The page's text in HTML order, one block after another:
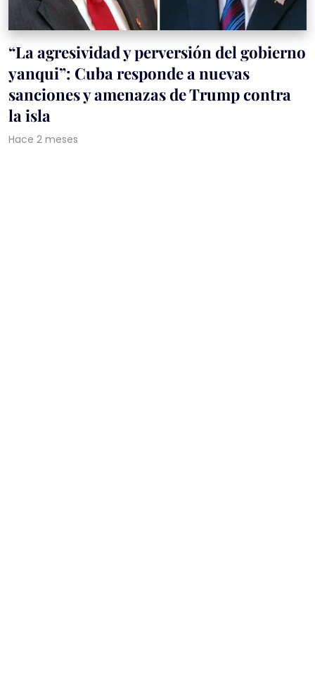
“La agresividad y perversión del gobierno
yanqui”: Cuba responde a nuevas
sanciones y amenazas de Trump contra
la isla
Hace 2 meses